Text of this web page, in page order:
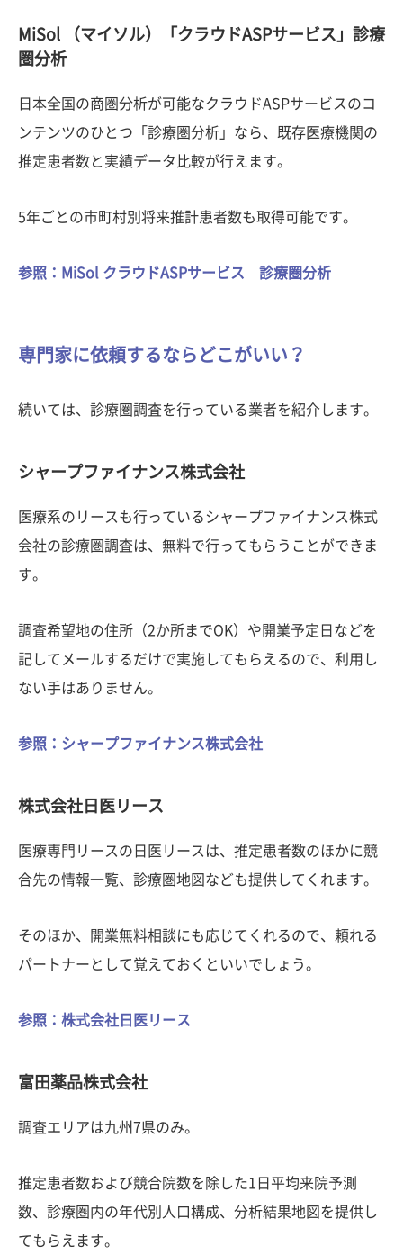
MiSol （マイソル）「クラウドASPサービス」診療
圏分析
日本全国の商圏分析が可能なクラウドASPサービスのコ
ンテンツのひとつ「診療圏分析」なら、既存医療機関の
推定患者数と実績データ比較が行えます。
5年ごとの市町村別将来推計患者数も取得可能です。
参照：MiSol クラウドASPサービス 診療圏分析
専門家に依頼するならどこがいい？
続いては、診療圏調査を行っている業者を紹介します。
シャープファイナンス株式会社
医療系のリースも行っているシャープファイナンス株式
会社の診療圏調査は、無料で行ってもらうことができま
す。
調査希望地の住所（2か所までOK）や開業予定日などを
記してメールするだけで実施してもらえるので、利用し
ない手はありません。
参照：シャープファイナンス株式会社
株式会社日医リース
医療専門リースの日医リースは、推定患者数のほかに競
合先の情報一覧、診療圏地図なども提供してくれます。
そのほか、開業無料相談にも応じてくれるので、頼れる
パートナーとして覚えておくといいでしょう。
参照：株式会社日医リース
富田薬品株式会社
調査エリアは九州7県のみ。
推定患者数および競合院数を除した1日平均来院予測
数、診療圏内の年代別人口構成、分析結果地図を提供し
てもらえます。